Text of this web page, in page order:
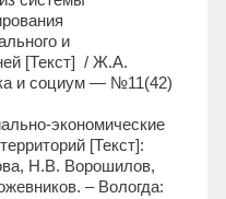
и
[Текст] / Ж.А.
и социум — №11(42)
экономические
[Текст]:
Н.В. Ворошилов,
– Вологда: